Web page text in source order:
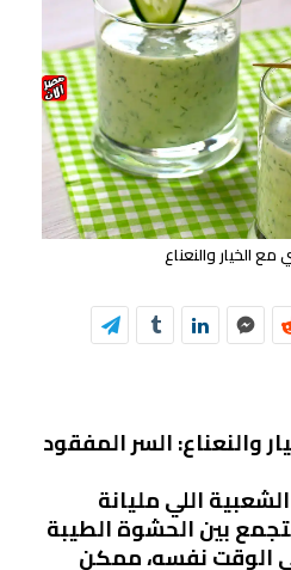
الخيار والنعناع
والنعناع: السر المفقود
اللي مليانة
بين الحشوة الطيبة
الوقت نفسه، ممكن